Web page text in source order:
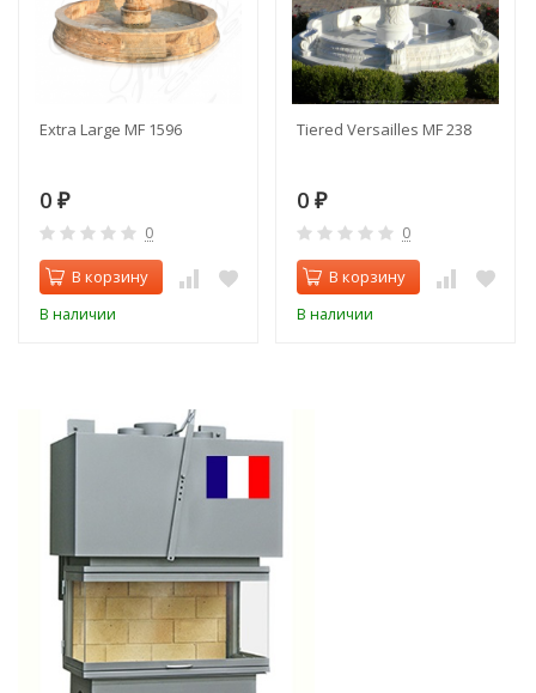
Extra Large MF 1596
0 ₽
0
В корзину
В наличии
Tiered Versailles MF 238
0 ₽
0
В корзину
В наличии